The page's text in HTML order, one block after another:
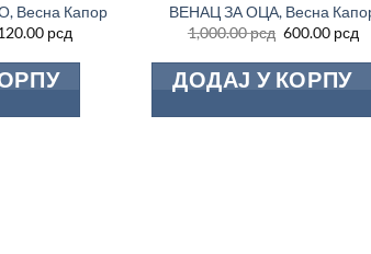
Весна Капор
рсд.
рсдТренутна
цена
је:
ВЕНАЦ ЗА ОЦА, Весна
1,000.00рсд Оригинална
је
била:
1,000.00 рсд.
600.00 рсд
ДОДАЈ У КОРПУ